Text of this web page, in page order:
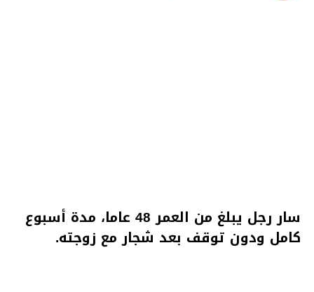
سار رجل يبلغ من العمر 48 عاما، مدة أسبوع
كامل ودون توقف بعد شجار مع زوجته.